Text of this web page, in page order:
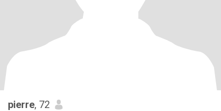
pierre, 72